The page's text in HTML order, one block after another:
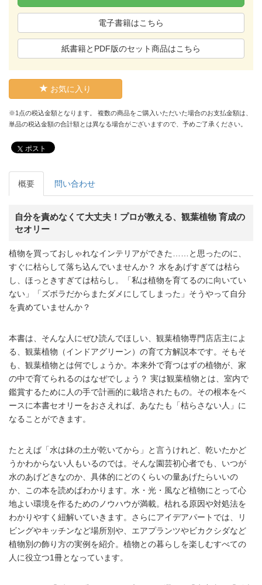
電子書籍はこちら
紙書籍とPDF版のセット商品はこちら
お気に入り
※1点の税込金額となります。 複数の商品をご購入いただいた場合のお支払金額は、
単品の税込金額の合計額とは異なる場合がございますので、予めご了承ください。
ポスト
概要 問い合わせ
自分を責めなくて大丈夫！プロが教える、観葉植物 育成の
セオリー
植物を買っておしゃれなインテリアができた……と思ったのに、
すぐに枯らして落ち込んでいませんか？ 水をあげすぎては枯ら
し、ほっときすぎては枯らし。「私は植物を育てるのに向いてい
ない」「ズボラだからまたダメにしてしまった」そうやって自分
を責めていませんか？
本書は、そんな人にぜひ読んでほしい、観葉植物専門店店主によ
る、観葉植物（インドアグリーン）の育て方解説本です。そもそ
も、観葉植物とは何でしょうか。本来外で育つはずの植物が、家
の中で育てられるのはなぜでしょう？ 実は観葉植物とは、室内で
鑑賞するために人の手で計画的に栽培されたもの。その根本をベ
ースに本書セオリーをおさえれば、あなたも「枯らさない人」に
なることができます。
たとえば「水は鉢の土が乾いてから」と言うけれど、乾いたかど
うかわからない人もいるのでは。そんな園芸初心者でも、いつが
水のあげどきなのか、具体的にどのくらいの量あげたらいいの
か、この本を読めばわかります。水・光・風など植物にとって心
地よい環境を作るためのノウハウが満載。枯れる原因や対処法を
わかりやすく紐解いていきます。さらにアイデアパートでは、リ
ビングやキッチンなど場所別や、エアプランツやビカクシダなど
植物別の飾り方の実例を紹介。植物との暮らしを楽しむすべての
人に役立つ1冊となっています。